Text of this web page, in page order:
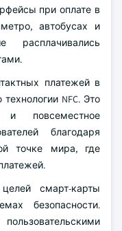
при оплате в
автобусах и
платежей в
NFC. Это
и повсеместное
благодаря
точке мира, где
смарт-карты
безопасности.